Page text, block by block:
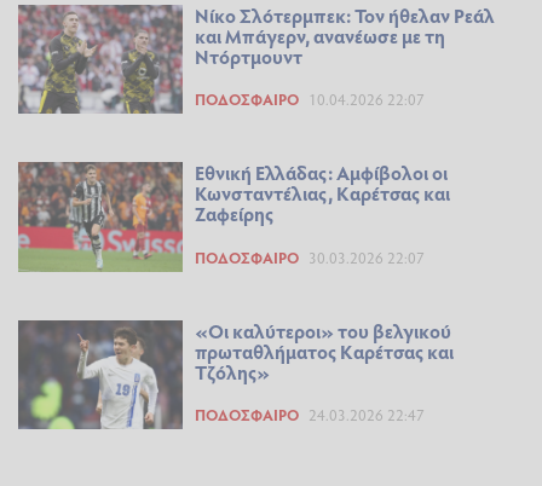
Νίκο Σλότερμπεκ: Τον ήθελαν Ρεάλ
και Μπάγερν, ανανέωσε με τη
Ντόρτμουντ
ΠΟΔΌΣΦΑΙΡΟ 10.04.2026 22:07
Εθνική Ελλάδας: Αμφίβολοι οι
Κωνσταντέλιας, Καρέτσας και
Ζαφείρης
ΠΟΔΌΣΦΑΙΡΟ 30.03.2026 22:07
«Οι καλύτεροι» του βελγικού
πρωταθλήματος Καρέτσας και
Τζόλης»
ΠΟΔΌΣΦΑΙΡΟ 24.03.2026 22:47